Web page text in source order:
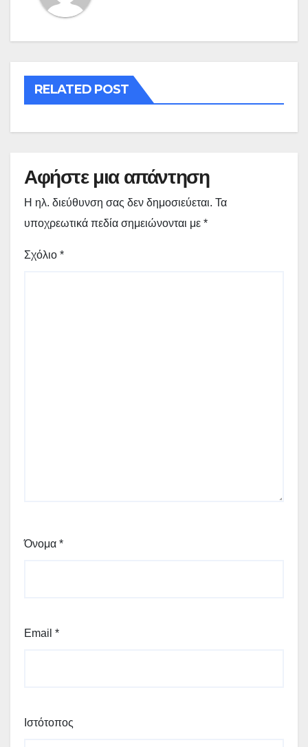
RELATED POST
Αφήστε μια απάντηση
Η ηλ. διεύθυνση σας δεν δημοσιεύεται. Τα
υποχρεωτικά πεδία σημειώνονται με *
Σχόλιο *
Όνομα *
Email *
Ιστότοπος